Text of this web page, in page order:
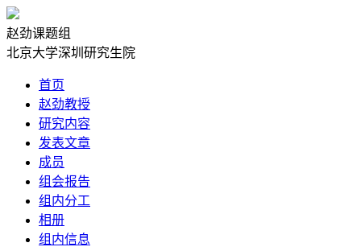
赵劲课题组
北京大学深圳研究生院
首页
赵劲教授
研究内容
发表文章
成员
组会报告
组内分工
相册
组内信息